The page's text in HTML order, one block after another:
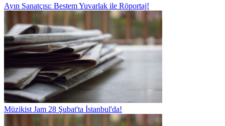
Ayın Sanatçısı: Bestem Yuvarlak ile Röportaj!
Müzikist Jam 28 Şubat'ta İstanbul'da!